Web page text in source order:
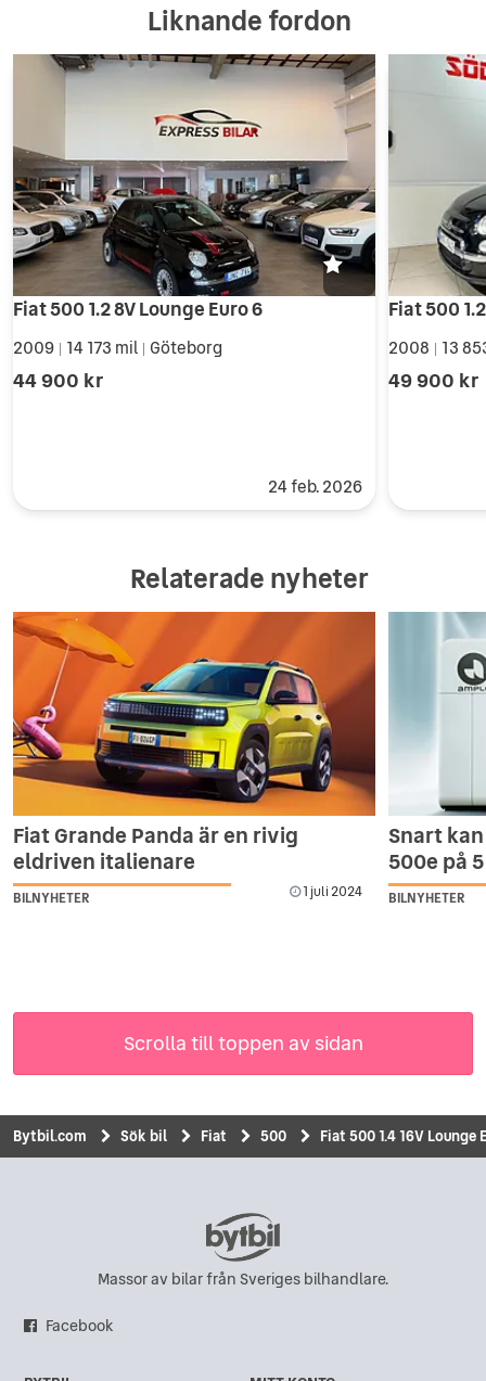
Liknande fordon
Fiat 500 1.2 8V Lounge Euro 6
2009 14 173 mil Göteborg
44 900 kr
24 feb. 2026
Fiat 500
2008 13
49 900 kr
Relaterade nyheter
Fiat Grande Panda är en rivig
eldriven italienare
BILNYHETER 1 juli 2024
Snart
500e på
BILNYHETER
Scrolla till toppen av sidan
Bytbil.com Sök bil Fiat 500 Fiat 500 1.4 16V
Massor av bilar från Sveriges bilhandlare.
Facebook